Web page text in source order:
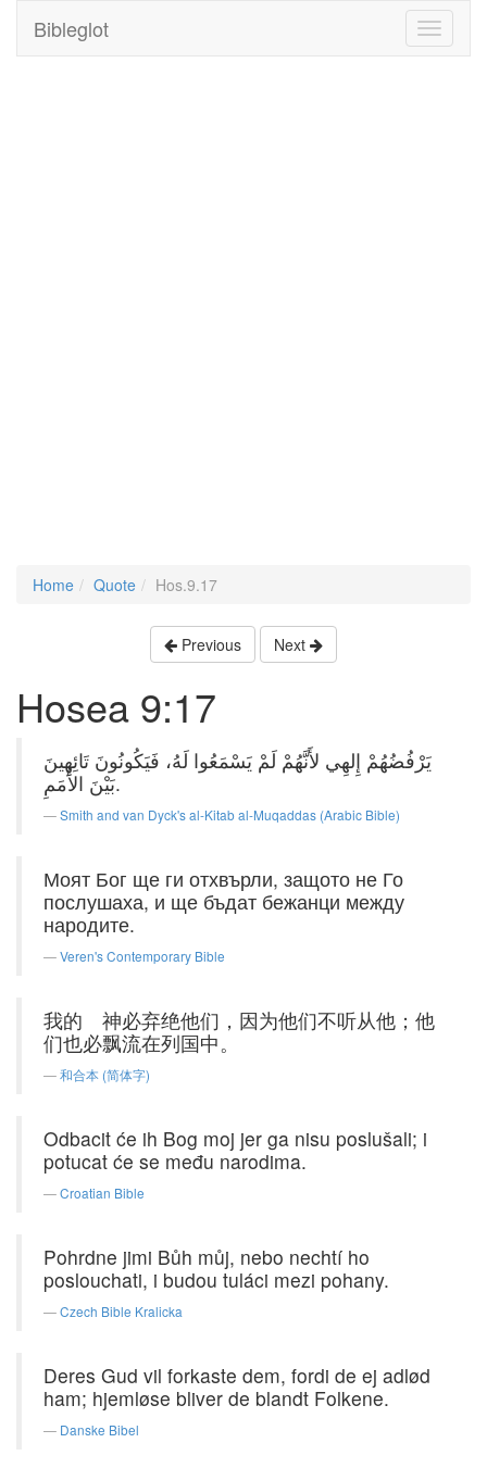
Toggle
Bibleglot
Home Quote Hos.9.17
Previous Next
Hosea 9:17
يَرْفُضُهُمْ إِلهِي لأَنَّهُمْ لَمْ يَسْمَعُوا لَهُ، فَيَكُونُونَ تَائِهِينَ
بَيْنَ الأُمَمِ.
Smith and van Dyck's al-Kitab al-Muqaddas (Arabic Bible)
Моят Бог ще ги отхвърли, защото не Го
послушаха, и ще бъдат бежанци между
народите.
Veren's Contemporary Bible
我的 神必弃绝他们，因为他们不听从他；他
们也必飘流在列国中。
和合本 (简体字)
Odbacit će ih Bog moj jer ga nisu poslušali; i
potucat će se među narodima.
Croatian Bible
Pohrdne jimi Bůh můj, nebo nechtí ho
poslouchati, i budou tuláci mezi pohany.
Czech Bible Kralicka
Deres Gud vil forkaste dem, fordi de ej adlød
ham; hjemløse bliver de blandt Folkene.
Danske Bibel